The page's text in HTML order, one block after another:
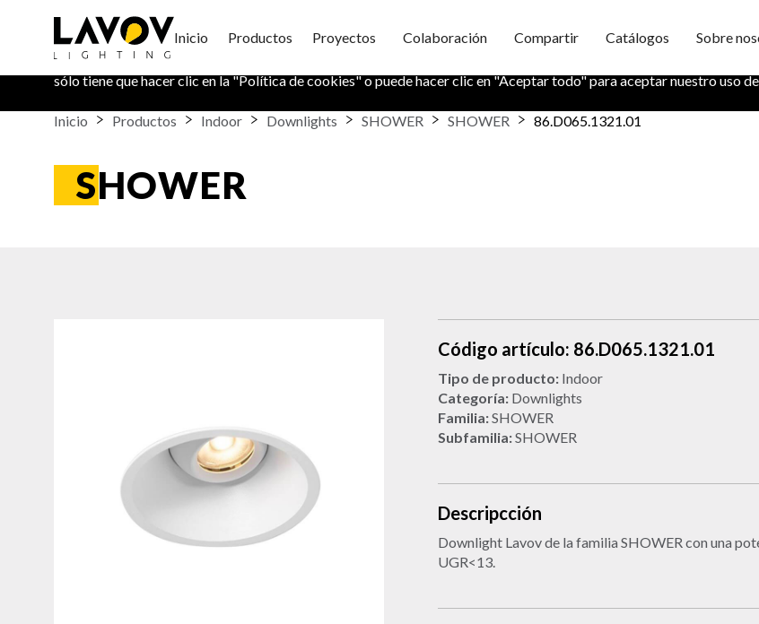
Inicio Productos Proyectos Colaboración Compartir Catálogos Sobre
Política de Cookies
En este sitio web utilizamos cookies para mantener su información segura. También nos ayuda a entender cómo
sólo tiene que hacer clic en la "Política de cookies" o puede hacer clic en "Aceptar todo" para aceptar nuestro uso
Inicio Productos Indoor Downlights SHOWER SHOWER 86.D065.1321.01
SHOWER
Código artículo: 86.D065.1321.01
Tipo de producto: Indoor
Categoría: Downlights
Familia:SHOWER
Subfamilia:SHOWER
Descripcción
Downlight Lavov de la familia SHOWER con una
UGR<13.